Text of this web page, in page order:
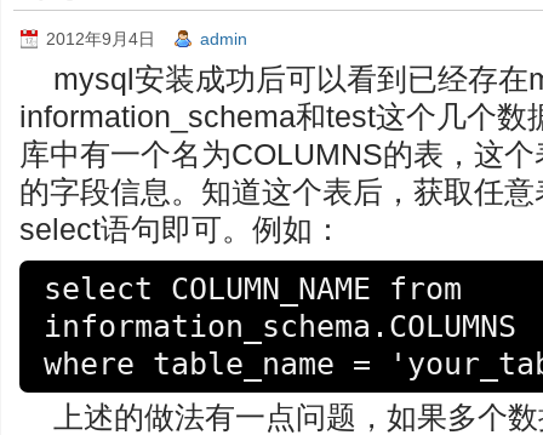
2012年9月4日 admin
mysql安装成功后可以看到已经存在
information_schema和test这个几个数
库中有一个名为COLUMNS的表，这
的字段信息。知道这个表后，获取任
select语句即可。例如：
select COLUMN_NAME from
information_schema.COLUMNS
上述的做法有一点问题，如果多个